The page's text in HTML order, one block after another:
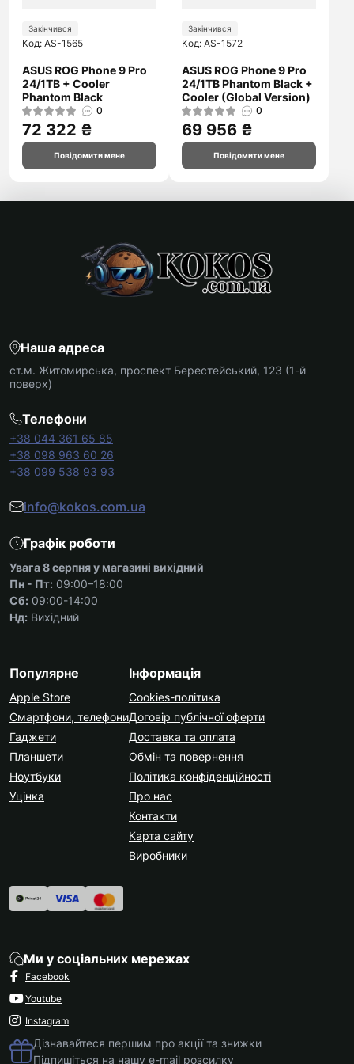
Закінчився
Код: AS-1565
ASUS ROG Phone 9 Pro
24/1TB + Cooler
Phantom Black
0
72 322 ₴
Повідомити мене
Закінчився
Код: AS-1572
ASUS ROG Phone 9 Pro
24/1TB Phantom Black +
Cooler (Global Version)
0
69 956 ₴
Повідомити мене
Наша адреса
ст.м. Житомирська, проспект Берестейський, 123 (1-й
поверх)
Телефони
+38 044 361 65 85
+38 098 963 60 26
+38 099 538 93 93
info@kokos.com.ua
Графік роботи
Увага 8 серпня у магазині вихідний
Пн - Пт: 09:00–18:00
Сб: 09:00-14:00
Нд: Вихідний
Популярне
Apple Store
Смартфони, телефони
Гаджети
Планшети
Ноутбуки
Уцінка
Інформація
Cookies-політика
Договір публічної оферти
Доставка та оплата
Обмін та повернення
Політика конфіденційності
Про нас
Контакти
Карта сайту
Виробники
Ми у соціальних мережах
Facebook
Youtube
Instagram
Дізнавайтеся першим про акції та знижки
Підпишіться на нашу e-mail розсилку